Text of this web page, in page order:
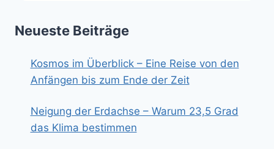
Neueste Beiträge
Kosmos im Überblick – Eine Reise von den
Anfängen bis zum Ende der Zeit
Neigung der Erdachse – Warum 23,5 Grad
das Klima bestimmen